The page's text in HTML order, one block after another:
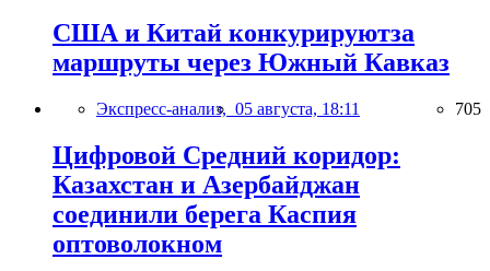
США и Китай конкурируютза
маршруты через Южный Кавказ
Экспресс-анализ, 05 августа, 18:11 705
Цифровой Средний коридор:
Казахстан и Азербайджан
соединили берега Каспия
оптоволокном